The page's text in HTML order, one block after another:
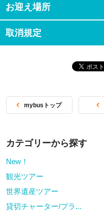
お迎え場所
取消規定
mybusトップ
カテゴリーから探す
New！
観光ツアー
世界遺産ツアー
貸切チャーター/プラ...